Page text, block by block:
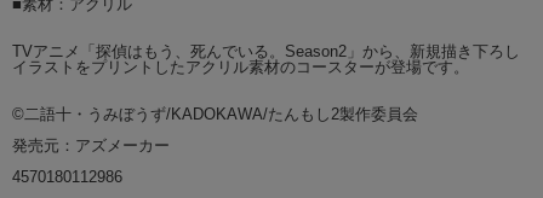
■素材：アクリル
TVアニメ「探偵はもう、死んでいる。Season2」から、新規描き下ろし
イラストをプリントしたアクリル素材のコースターが登場です。
©二語十・うみぼうず/KADOKAWA/たんもし2製作委員会
発売元：アズメーカー
4570180112986